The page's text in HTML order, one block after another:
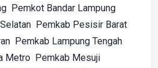
Pemkot Bandar Lampung
Pemkab Pesisir Barat
Pemkab Lampung Tengah
Metro Pemkab Mesuji